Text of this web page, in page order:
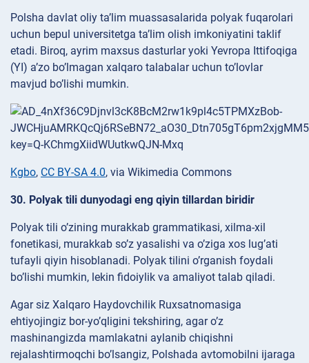
Polsha davlat oliy ta’lim muassasalarida polyak fuqarolari
uchun bepul universitetga ta’lim olish imkoniyatini taklif
etadi. Biroq, ayrim maxsus dasturlar yoki Yevropa Ittifoqiga
(YI) a’zo bo’lmagan xalqaro talabalar uchun to’lovlar
mavjud bo’lishi mumkin.
Kgbo, CC BY-SA 4.0, via Wikimedia Commons
30. Polyak tili dunyodagi eng qiyin tillardan biridir
Polyak tili o’zining murakkab grammatikasi, xilma-xil
fonetikasi, murakkab so’z yasalishi va o’ziga xos lug’ati
tufayli qiyin hisoblanadi. Polyak tilini o’rganish foydali
bo’lishi mumkin, lekin fidoiylik va amaliyot talab qiladi.
Agar siz Xalqaro Haydovchilik Ruxsatnomasiga
ehtiyojingiz bor-yo’qligini tekshiring, agar o’z
mashinangizda mamlakatni aylanib chiqishni
rejalashtirmoqchi bo’lsangiz, Polshada avtomobilni ijaraga